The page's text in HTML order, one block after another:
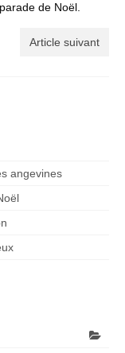
de Noël.
Article suivant
angevines